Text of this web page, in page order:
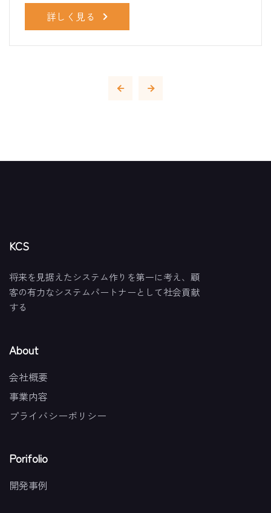
詳しく見る
KCS
将来を見据えたシステム作りを第一に考え、顧
客の有力なシステムパートナーとして社会貢献
する
About
会社概要
事業内容
プライバシーポリシー
Porifolio
開発事例